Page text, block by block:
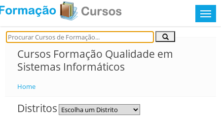
Cursos Formação Qualidade em
Sistemas Informáticos
Home
Distritos